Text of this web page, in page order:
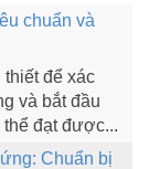
chuẩn và
để xác
và bắt đầu
đạt được...
Chuẩn bị